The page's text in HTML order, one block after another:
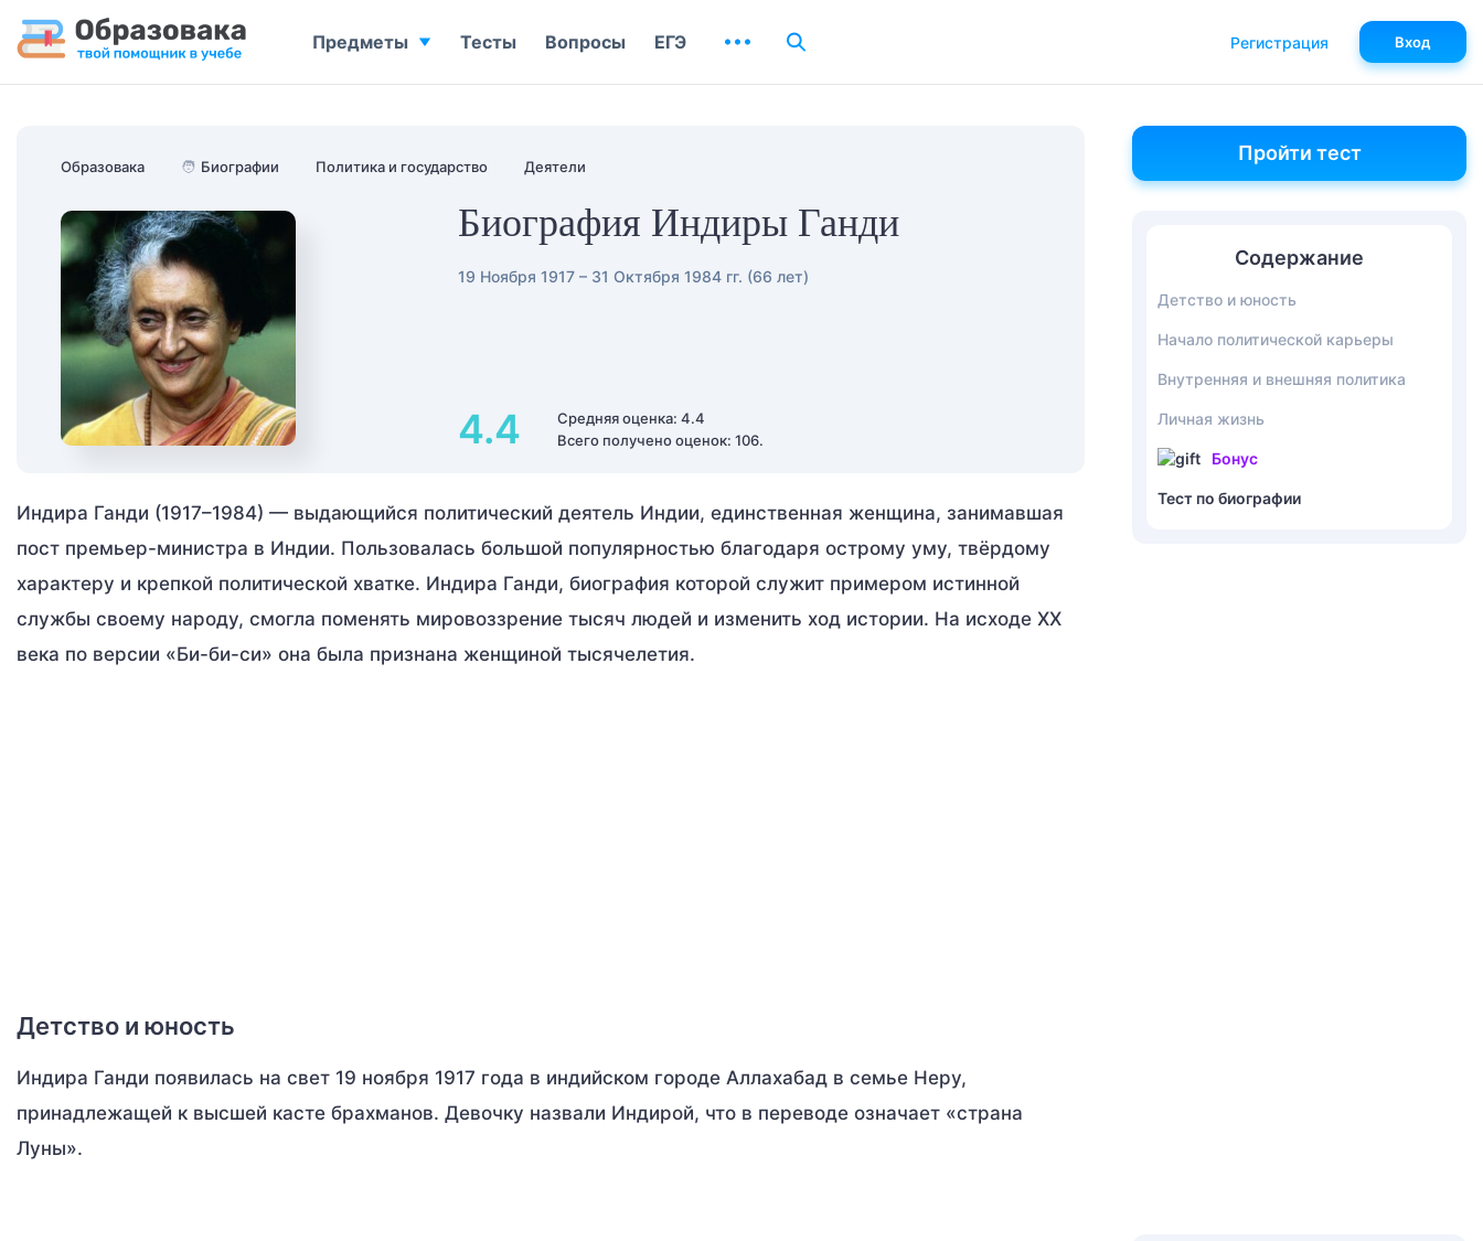
Образовака 🧑 Биографии Политика и государство Деятели
Биография Индиры Ганди
19 Ноября 1917 – 31 Октября 1984 гг. (66 лет)
4.4
Средняя оценка: 4.4
Всего получено оценок: 106.
Индира Ганди (1917–1984) — выдающийся политический деятель Индии, единственная женщина, занимавшая
пост премьер-министра в Индии. Пользовалась большой популярностью благодаря острому уму, твёрдому
характеру и крепкой политической хватке. Индира Ганди, биография которой служит примером истинной
службы своему народу, смогла поменять мировоззрение тысяч людей и изменить ход истории. На исходе ХХ
века по версии «Би-би-си» она была признана женщиной тысячелетия.
Детство и юность
Индира Ганди появилась на свет 19 ноября 1917 года в индийском городе Аллахабад в семье Неру,
принадлежащей к высшей касте брахманов. Девочку назвали Индирой, что в переводе означает «страна
Луны».
Пройти тест
Содержание
Детство и юность
Начало политической карьеры
Внутренняя и внешняя политика
Личная жизнь
Бонус
Тест по биографии
Предметы Тесты Вопросы ЕГЭ Регистрация Вход